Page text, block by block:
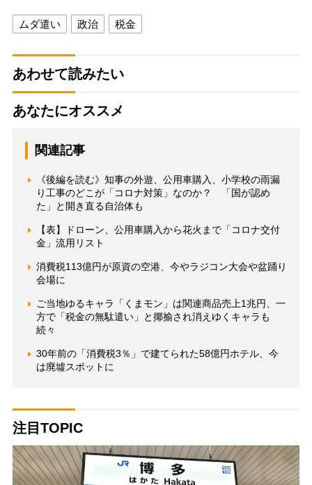
ムダ遣い 政治 税金
あわせて読みたい
あなたにオススメ
関連記事
《後編を読む》知事の外遊、公用車購入、小学校の雨漏
り工事のどこが「コロナ対策」なのか？ 「国が認め
た」と開き直る自治体も
【表】ドローン、公用車購入から花火まで「コロナ交付
金」流用リスト
消費税113億円が原資の空港、今やラジコン大会や盆踊り
会場に
ご当地ゆるキャラ「くまモン」は関連商品売上1兆円、一
方で「税金の無駄遣い」と揶揄され消えゆくキャラも
続々
30年前の「消費税3％」で建てられた58億円ホテル、今
は廃墟スポットに
注目TOPIC